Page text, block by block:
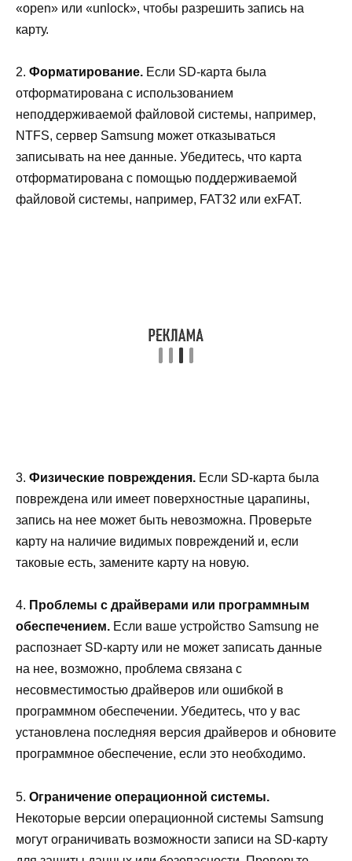
«open» или «unlock», чтобы разрешить запись на
карту.
2. Форматирование. Если SD-карта была
отформатирована с использованием
неподдерживаемой файловой системы, например,
NTFS, сервер Samsung может отказываться
записывать на нее данные. Убедитесь, что карта
отформатирована с помощью поддерживаемой
файловой системы, например, FAT32 или exFAT.
3. Физические повреждения. Если SD-карта была
повреждена или имеет поверхностные царапины,
запись на нее может быть невозможна. Проверьте
карту на наличие видимых повреждений и, если
таковые есть, замените карту на новую.
4. Проблемы с драйверами или программным
обеспечением. Если ваше устройство Samsung не
распознает SD-карту или не может записать данные
на нее, возможно, проблема связана с
несовместимостью драйверов или ошибкой в
программном обеспечении. Убедитесь, что у вас
установлена последняя версия драйверов и обновите
программное обеспечение, если это необходимо.
5. Ограничение операционной системы.
Некоторые версии операционной системы Samsung
могут ограничивать возможности записи на SD-карту